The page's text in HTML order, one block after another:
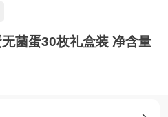
菌蛋30枚礼盒装 净含量